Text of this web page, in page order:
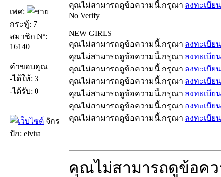
เพศ:
กระทู้: 7
สมาชิก Nº:
16140
คำขอบคุณ
-ได้ให้: 3
-ได้รับ: 0
จักร
ปัก: elvira
คุณไม่สามารถดูข้อความนี้.กรุณา ลงทะเบียน
No Verify
NEW GIRLS
คุณไม่สามารถดูข้อความนี้.กรุณา ลงทะเบียน
คุณไม่สามารถดูข้อความนี้.กรุณา ลงทะเบียน
คุณไม่สามารถดูข้อความนี้.กรุณา ลงทะเบียน
คุณไม่สามารถดูข้อความนี้.กรุณา ลงทะเบียน
คุณไม่สามารถดูข้อความนี้.กรุณา ลงทะเบียน
คุณไม่สามารถดูข้อความนี้.กรุณา ลงทะเบียน
คุณไม่สามารถดูข้อความนี้.กรุณา ลงทะเบียน
คุณไม่สามารถดูข้อค